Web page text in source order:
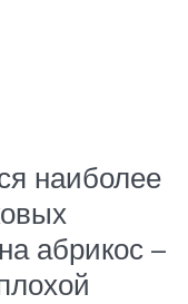
наиболее
абрикос –